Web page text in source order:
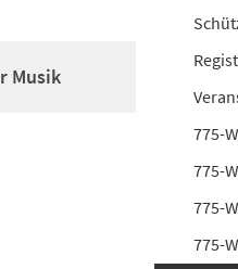
Musik
775-
775-
775-
775-